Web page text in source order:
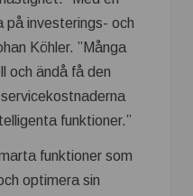
på investerings- och
Köhler. ”Många
och ändå få den
funktioner.”
funktioner som
optimera sin